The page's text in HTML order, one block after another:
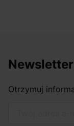
Newsletter
Otrzymuj